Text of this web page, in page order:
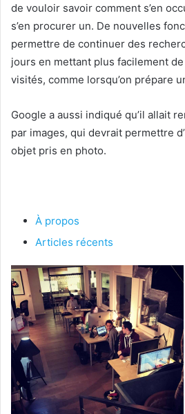
de vouloir savoir comment s’en
s’en procurer un. De nouvelles
permettre de continuer des
jours en mettant plus facilement
visités, comme lorsqu’on prépare
Google a aussi indiqué qu’il allait
par images, qui devrait permettre
objet pris en photo.
À propos
Articles récents